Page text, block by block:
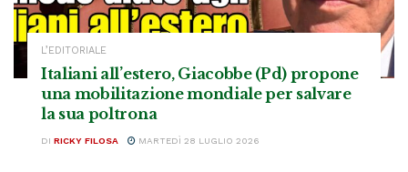
L’EDITORIALE
Italiani all’estero, Giacobbe (Pd) propone
una mobilitazione mondiale per salvare
la sua poltrona
DI RICKY FILOSA MARTEDÌ 28 LUGLIO 2026